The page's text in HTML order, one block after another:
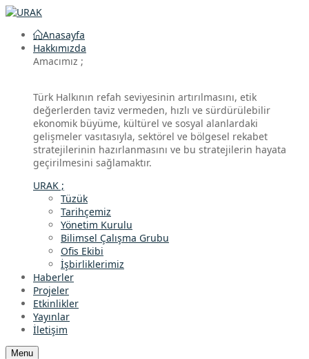
Anasayfa
Hakkımızda
Amacımız ;
Türk Halkının refah seviyesinin artırılmasını, etik
değerlerden taviz vermeden, hızlı ve sürdürülebilir
ekonomik büyüme, kültürel ve sosyal alanlardaki
gelişmeler vasıtasıyla, sektörel ve bölgesel rekabet
stratejilerinin hazırlanmasını ve bu stratejilerin hayata
geçirilmesini sağlamaktır.
URAK ;
Tüzük
Tarihçemiz
Yönetim Kurulu
Bilimsel Çalışma Grubu
Ofis Ekibi
İşbirliklerimiz
Haberler
Projeler
Etkinlikler
Yayınlar
İletişim
Menu